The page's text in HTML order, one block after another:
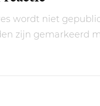
wordt niet
zijn gemarkeerd